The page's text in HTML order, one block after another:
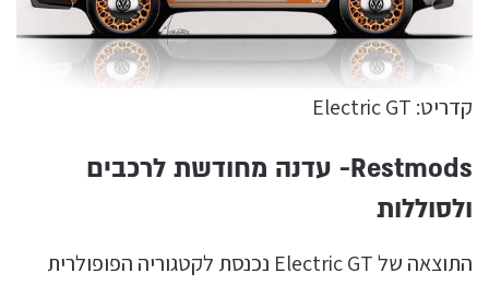
קדריט: Electric GT
Restmods- עדנה מחודשת לרכבים
ולסוללות
התוצאה של Electric GT נכנסת לקטגוריה הפופולרית